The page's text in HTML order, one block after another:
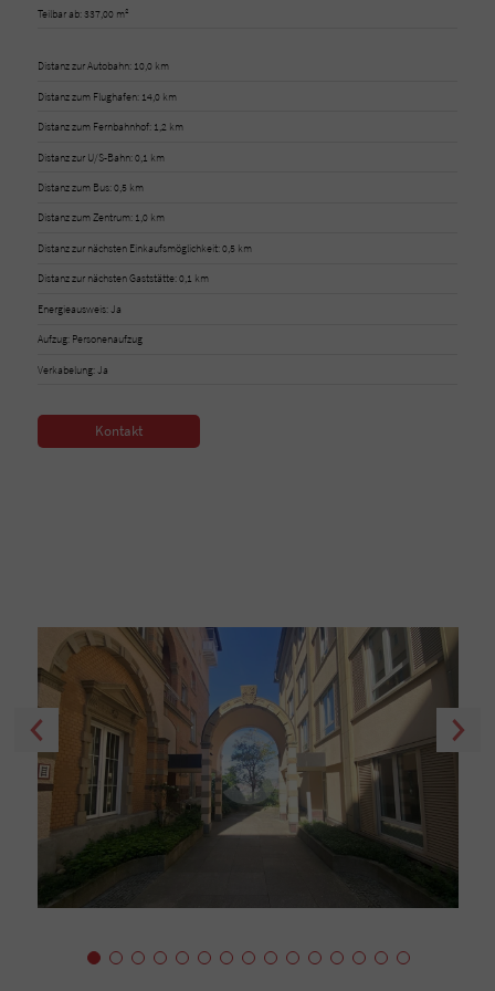
Teilbar ab: 337,00 m²
Distanz zur Autobahn: 10,0 km
Distanz zum Flughafen: 14,0 km
Distanz zum Fernbahnhof: 1,2 km
Distanz zur U/S-Bahn: 0,1 km
Distanz zum Bus: 0,5 km
Distanz zum Zentrum: 1,0 km
Distanz zur nächsten Einkaufsmöglichkeit: 0,5 km
Distanz zur nächsten Gaststätte: 0,1 km
Energieausweis: Ja
Aufzug: Personenaufzug
Verkabelung: Ja
Kontakt